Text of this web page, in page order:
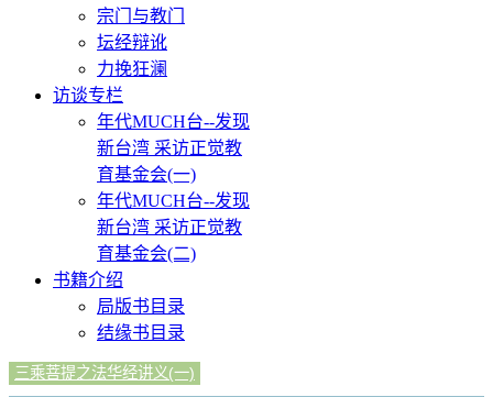
宗门与教门
坛经辩讹
力挽狂澜
访谈专栏
年代MUCH台--发现
新台湾 采访正觉教
育基金会(一)
年代MUCH台--发现
新台湾 采访正觉教
育基金会(二)
书籍介绍
局版书目录
结缘书目录
三乘菩提之法华经讲义(一)